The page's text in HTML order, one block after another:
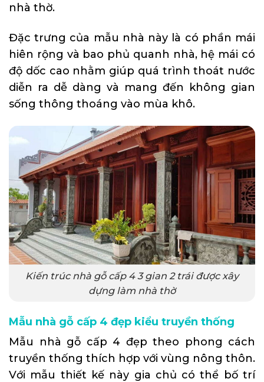
nhà thờ.
Đặc trưng của mẫu nhà này là có phần mái
hiên rộng và bao phủ quanh nhà, hệ mái có
độ dốc cao nhằm giúp quá trình thoát nước
diễn ra dễ dàng và mang đến không gian
sống thông thoáng vào mùa khô.
Kiến trúc nhà gỗ cấp 4 3 gian 2 trái được xây
dựng làm nhà thờ
Mẫu nhà gỗ cấp 4 đẹp kiểu truyền thống
Mẫu nhà gỗ cấp 4 đẹp theo phong cách
truyền thống thích hợp với vùng nông thôn.
Với mẫu thiết kế này gia chủ có thể bố trí